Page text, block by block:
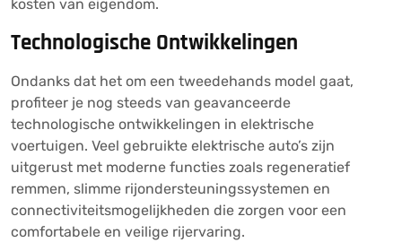
kosten van eigendom.
Technologische Ontwikkelingen
Ondanks dat het om een tweedehands model gaat,
profiteer je nog steeds van geavanceerde
technologische ontwikkelingen in elektrische
voertuigen. Veel gebruikte elektrische auto’s zijn
uitgerust met moderne functies zoals regeneratief
remmen, slimme rijondersteuningssystemen en
connectiviteitsmogelijkheden die zorgen voor een
comfortabele en veilige rijervaring.